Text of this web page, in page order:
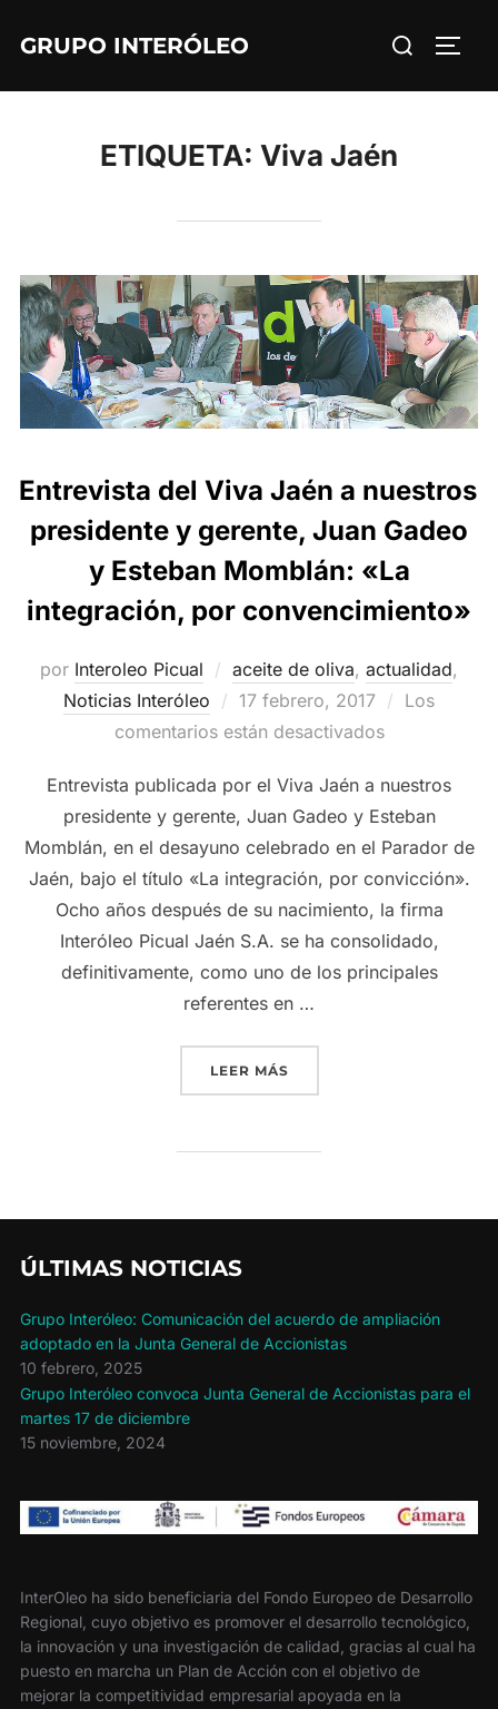
GRUPO INTERÓLEO Buscar:
ETIQUETA: Viva Jaén
Entrevista del Viva Jaén a nuestros
presidente y gerente, Juan Gadeo
y Esteban Momblán: «La
integración, por convencimiento»
por Interoleo Picual aceite de oliva, actualidad,
Noticias Interóleo
Publicado
el
17 febrero, 2017
Los
comentarios están desactivados
Entrevista publicada por el Viva Jaén a nuestros
presidente y gerente, Juan Gadeo y Esteban
Momblán, en el desayuno celebrado en el Parador de
Jaén, bajo el título «La integración, por convicción».
Ocho años después de su nacimiento, la firma
Interóleo Picual Jaén S.A. se ha consolidado,
definitivamente, como uno de los principales
referentes en …
LEER MÁS«ENTREVISTA DEL VIVA
ÚLTIMAS NOTICIAS
Grupo Interóleo: Comunicación del acuerdo de ampliación
adoptado en la Junta General de Accionistas
10 febrero, 2025
Grupo Interóleo convoca Junta General de Accionistas para el
martes 17 de diciembre
15 noviembre, 2024
InterOleo ha sido beneficiaria del Fondo Europeo de Desarrollo
Regional, cuyo objetivo es promover el desarrollo tecnológico,
la innovación y una investigación de calidad, gracias al cual ha
puesto en marcha un Plan de Acción con el objetivo de
mejorar la competitividad empresarial apoyada en la